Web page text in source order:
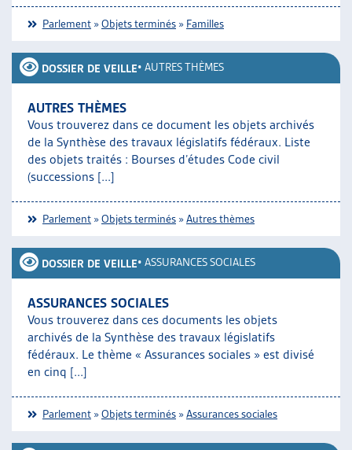
Parlement »Objets terminés » Familles
DOSSIER DE VEILLE• AUTRES THÈMES
AUTRES THÈMES
Vous trouverez dans ce document les objets archivés
de la Synthèse des travaux législatifs fédéraux. Liste
des objets traités : Bourses d’études Code civil
(successions [...]
Parlement »Objets terminés »Autres thèmes
DOSSIER DE VEILLE• ASSURANCES SOCIALES
ASSURANCES SOCIALES
Vous trouverez dans ces documents les objets
archivés de la Synthèse des travaux législatifs
fédéraux. Le thème « Assurances sociales » est divisé
en cinq [...]
Parlement »Objets terminés »Assurances sociales